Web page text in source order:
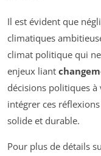
Il est évident que
climatiques
climat politique qui
enjeux liant
décisions politiques
intégrer ces
solide et durable.
Pour plus de détails